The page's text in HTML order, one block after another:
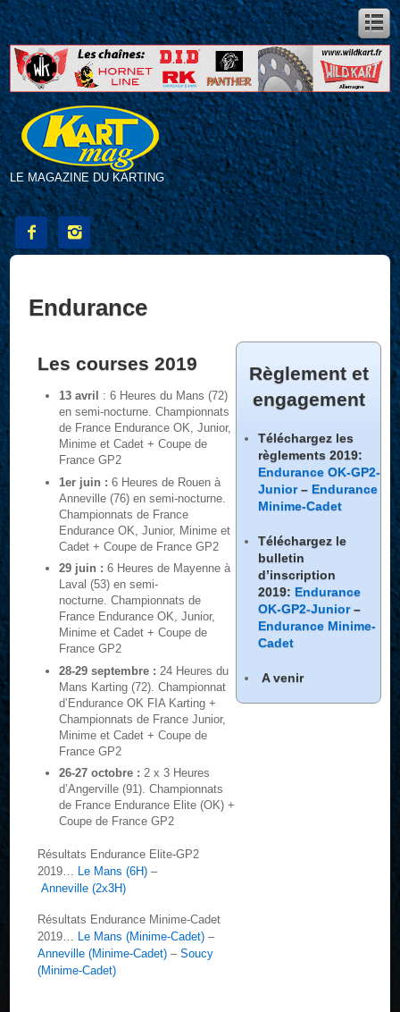
LE MAGAZINE DU KARTING
 
Endurance
Les courses 2019
13 avril
: 6 Heures du Mans (72)
en semi-nocturne. Championnats
de France Endurance OK, Junior,
Minime et Cadet + Coupe de
France GP2
1er juin :6 Heures de Rouen à
Anneville (76) en semi-nocturne.
Championnats de France
Endurance OK, Junior, Minime et
Cadet + Coupe de France GP2
29 juin : 6 Heures de Mayenne à
Laval (53) en semi-
nocturne. Championnats de
France Endurance OK, Junior,
Minime et Cadet + Coupe de
France GP2
28-29 septembre : 24 Heures du
Mans Karting (72). Championnat
d’Endurance OK FIA Karting +
Championnats de France Junior,
Minime et Cadet + Coupe de
France GP2
26-27 octobre :2 x 3 Heures
d’Angerville (91). Championnats
de France Endurance Elite (OK) +
Coupe de France GP2
Résultats Endurance Elite-GP2
2019… Le Mans (6H) –
Anneville (2x3H)
Résultats Endurance Minime-Cadet
2019…
Le Mans (Minime-Cadet) –
Anneville (Minime-Cadet) –Soucy
(Minime-Cadet)
Règlement et
engagement
Téléchargez les
règlements 2019:
Endurance OK-GP2-
Junior– Endurance
Minime-Cadet
Téléchargez le
bulletin
d’inscription
2019: Endurance
OK-GP2-Junior–
Endurance Minime-
Cadet
A venir